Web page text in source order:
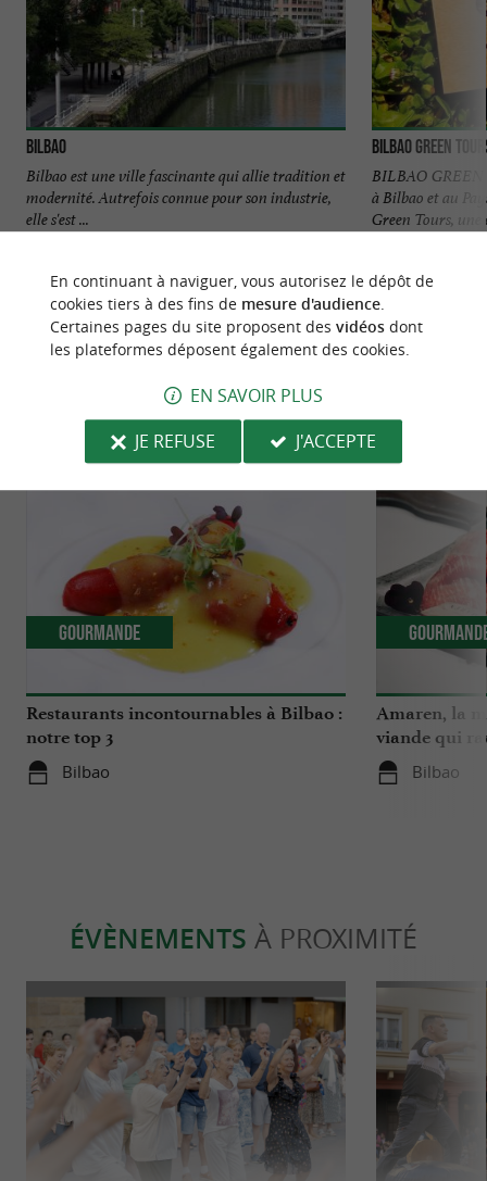
Bilbao
Bilbao est une ville fascinante qui allie tradition et
modernité. Autrefois connue pour son industrie,
elle s'est ...
Bilbao Green
BILBAO GREEN
à Bilbao et au
Green Tours, une
NOUS AVONS TESTÉPOUR VOUS
Restaurants incontournables à Bilbao :
notre top 3
Bilbao
Gourmande
Amaren, la
viande qui
Bilbao
ÉVÈNEMENTS À PROXIMITÉ
En continuant à naviguer, vous autorisez le dépôt de
cookies tiers à des fins de mesure d'audience.
Certaines pages du site proposent des vidéosdont
les plateformes déposent également des cookies.
EN SAVOIR PLUS
JE REFUSE
J'ACCEPTE